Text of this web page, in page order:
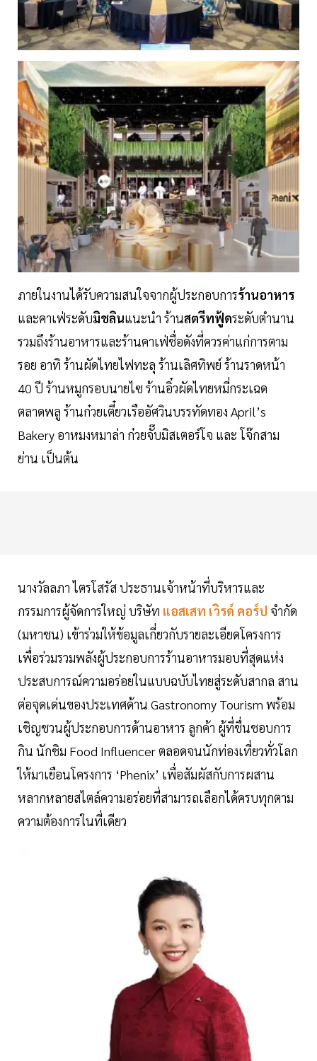
ภายในงานได้รับความสนใจจากผู้ประกอบการร้านอาหาร
และคาเฟ่ระดับมิชลินแนะนำ ร้านสตรีทฟู้ดระดับตำนาน
รวมถึงร้านอาหารและร้านคาเฟ่ชื่อดังที่ควรค่าแก่การตาม
รอย อาทิ ร้านผัดไทยไฟทะลุ ร้านเลิศทิพย์ ร้านราดหน้า
40 ปี ร้านหมูกรอบนายไซ ร้านอิ๋วผัดไทยหมี่กระเฉด
ตลาดพลู ร้านก๋วยเตี๋ยวเรืออัศวินบรรทัดทอง April’s
Bakery อาหมงหมาล่า ก๋วยจั๊บมิสเตอร์โจ และ โจ๊กสาม
ย่าน เป็นต้น
นางวัลลภา ไตรโสรัส ประธานเจ้าหน้าที่บริหารและ
กรรมการผู้จัดการใหญ่ บริษัท แอสเสท เวิรด์ คอร์ป จำกัด
(มหาชน) เข้าร่วมให้ข้อมูลเกี่ยวกับรายละเอียดโครงการ
เพื่อร่วมรวมพลังผู้ประกอบการร้านอาหารมอบที่สุดแห่ง
ประสบการณ์ความอร่อยในแบบฉบับไทยสู่ระดับสากล สาน
ต่อจุดเด่นของประเทศด้าน Gastronomy Tourism พร้อม
เชิญชวนผู้ประกอบการด้านอาหาร ลูกค้า ผู้ที่ชื่นชอบการ
กิน นักชิม Food Influencer ตลอดจนนักท่องเที่ยวทั่วโลก
ให้มาเยือนโครงการ ‘Phenix’ เพื่อสัมผัสกับการผสาน
หลากหลายสไตล์ความอร่อยที่สามารถเลือกได้ครบทุกตาม
ความต้องการในที่เดียว